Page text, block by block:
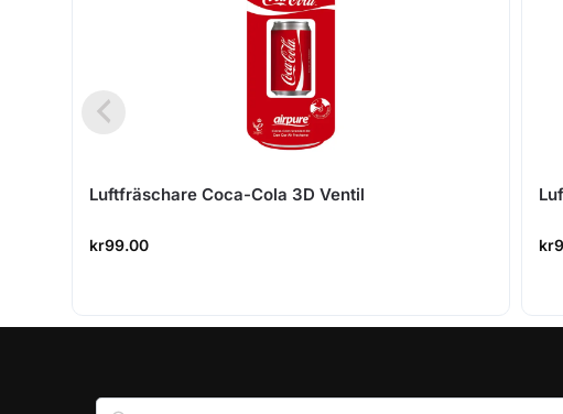
Luftfräschare Coca-Cola 3D Ventil
kr99.00 kr